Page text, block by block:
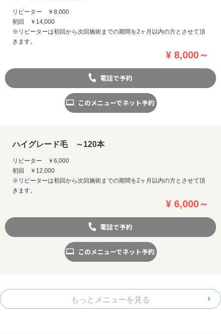
リピーター ￥8,000
初回 ￥14,000
※リピーターは初回から次回施術までの期間を2ヶ月以内の方とさせて頂
きます。
¥ 8,000～
電話で予約
このメニューでネット予約
ハイグレード毛 ～120本
リピーター ￥6,000
初回 ￥12,000
※リピーターは初回から次回施術までの期間を2ヶ月以内の方とさせて頂
きます。
¥ 6,000～
電話で予約
このメニューでネット予約
もっとメニューを見る